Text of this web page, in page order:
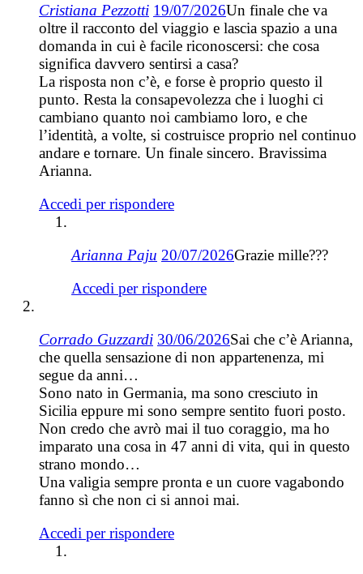
Cristiana Pezzotti 19/07/2026Un finale che va
oltre il racconto del viaggio e lascia spazio a una
domanda in cui è facile riconoscersi: che cosa
significa davvero sentirsi a casa?
La risposta non c’è, e forse è proprio questo il
punto. Resta la consapevolezza che i luoghi ci
cambiano quanto noi cambiamo loro, e che
l’identità, a volte, si costruisce proprio nel continuo
andare e tornare. Un finale sincero. Bravissima
Arianna.
Accedi per rispondere
Arianna Paju 20/07/2026Grazie mille???
Accedi per rispondere
Corrado Guzzardi 30/06/2026Sai che c’è Arianna,
che quella sensazione di non appartenenza, mi
segue da anni…
Sono nato in Germania, ma sono cresciuto in
Sicilia eppure mi sono sempre sentito fuori posto.
Non credo che avrò mai il tuo coraggio, ma ho
imparato una cosa in 47 anni di vita, qui in questo
strano mondo…
Una valigia sempre pronta e un cuore vagabondo
fanno sì che non ci si annoi mai.
Accedi per rispondere